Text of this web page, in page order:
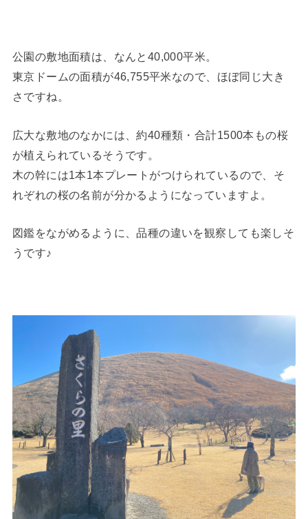
公園の敷地面積は、なんと40,000平米。
東京ドームの面積が46,755平米なので、ほぼ同じ大き
さですね。
広大な敷地のなかには、約40種類・合計1500本もの桜
が植えられているそうです。
木の幹には1本1本プレートがつけられているので、そ
れぞれの桜の名前が分かるようになっていますよ。
図鑑をながめるように、品種の違いを観察しても楽しそ
うです♪